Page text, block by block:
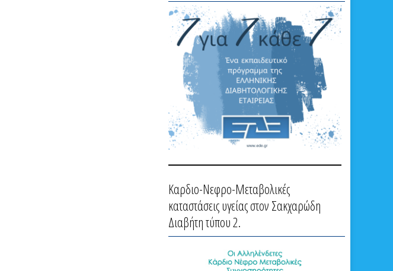
Καρδιο-Νεφρο-Μεταβολικές
καταστάσεις υγείας στον Σακχαρώδη
Διαβήτη τύπου 2.